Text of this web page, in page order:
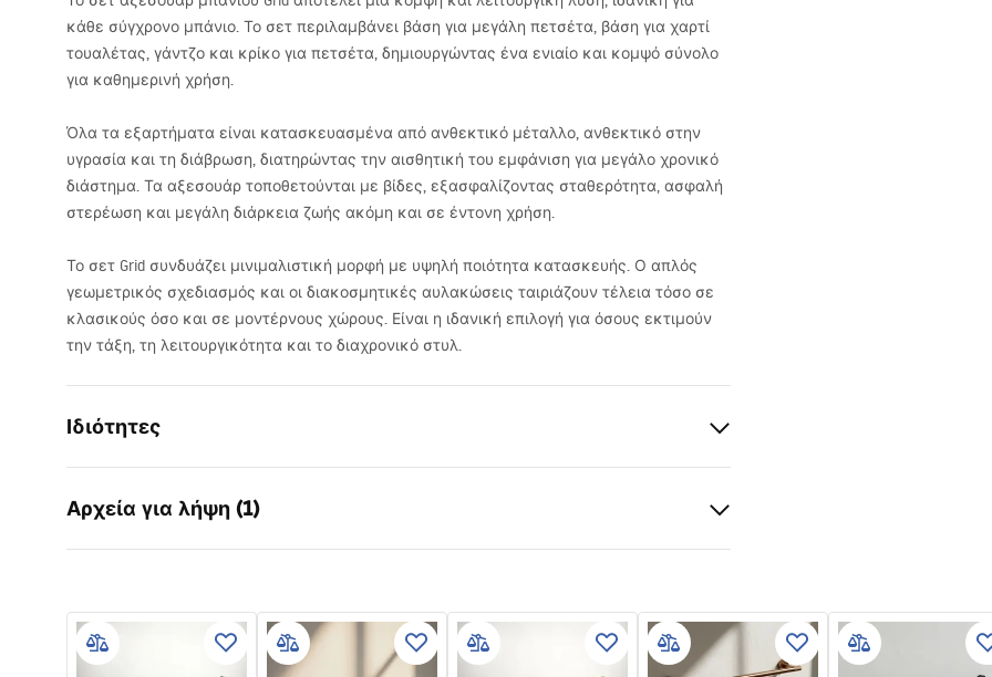
κάθε σύγχρονο μπάνιο. Το σετ περιλαμβάνει βάση για μεγάλη πετσέτα, βάση για χαρτί
τουαλέτας, γάντζο και κρίκο για πετσέτα, δημιουργώντας ένα ενιαίο και κομψό σύνολο
για καθημερινή χρήση.
Όλα τα εξαρτήματα είναι κατασκευασμένα από ανθεκτικό μέταλλο, ανθεκτικό στην
υγρασία και τη διάβρωση, διατηρώντας την αισθητική του εμφάνιση για μεγάλο χρονικό
διάστημα. Τα αξεσουάρ τοποθετούνται με βίδες, εξασφαλίζοντας σταθερότητα, ασφαλή
στερέωση και μεγάλη διάρκεια ζωής ακόμη και σε έντονη χρήση.
Το σετ Grid συνδυάζει μινιμαλιστική μορφή με υψηλή ποιότητα κατασκευής. Ο απλός
γεωμετρικός σχεδιασμός και οι διακοσμητικές αυλακώσεις ταιριάζουν τέλεια τόσο σε
κλασικούς όσο και σε μοντέρνους χώρους. Είναι η ιδανική επιλογή για όσους εκτιμούν
την τάξη, τη λειτουργικότητα και το διαχρονικό στυλ.
Ιδιότητες
Υλικό
Τρόπος εγκατάστασης
Βιδωτός
Εγγύηση
24 μήνες
Αρχεία για λήψη (1)
Warranty_Terms_and_Conditions_Accessories_-_24.pdf